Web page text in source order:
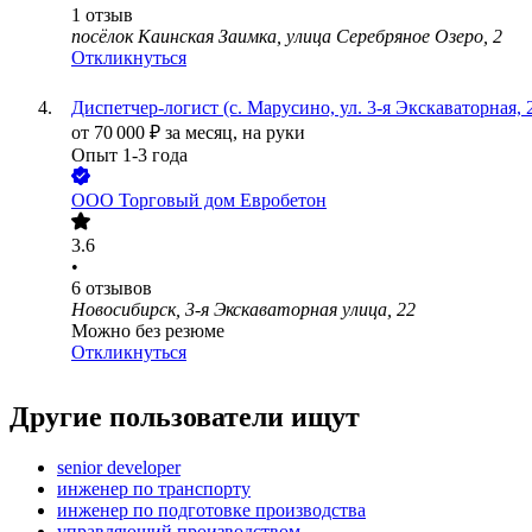
1 отзыв
посёлок Каинская Заимка, улица Серебряное Озеро, 2
Откликнуться
Диспетчер-логист (с. Марусино, ул. 3-я Экскаваторная,
от 70 000 ₽ за месяц, на руки
Опыт 1-3 года
ООО Торговый дом Евробетон
3.6
•
6 отзывов
Новосибирск, 3-я Экскаваторная улица, 22
Можно без резюме
Откликнуться
Другие пользователи ищут
senior developer
инженер по транспорту
инженер по подготовке производства